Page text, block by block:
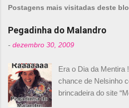
n
t
r
i
o
Postagens mais visitadas deste
Pegadinha do Malandro
- dezembro 30, 2009
Era o Dia da Mentira
chance de Nelsinho
brincadeira do site